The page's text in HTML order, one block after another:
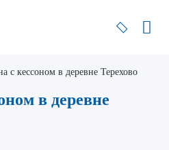
с кессоном в деревне Терехово
в деревне